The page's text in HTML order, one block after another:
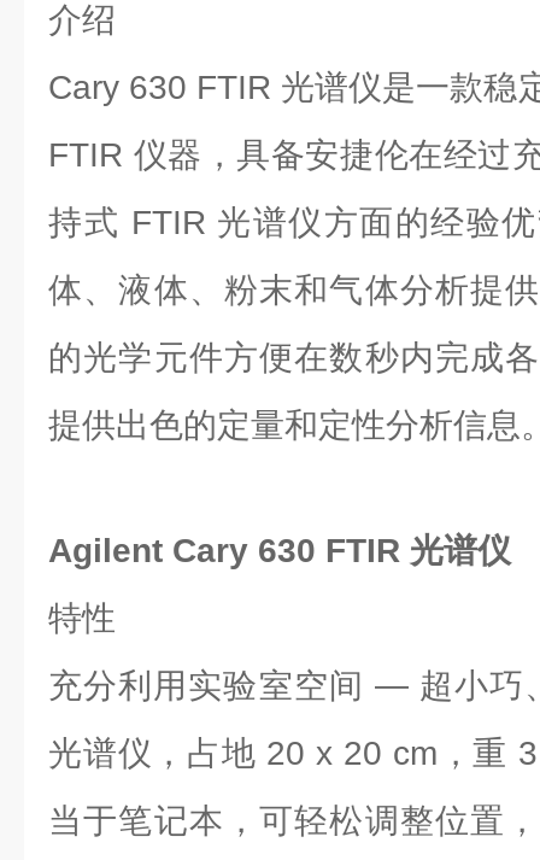
介绍
Cary 630 FTIR 光谱仪是一款稳
FTIR 仪器，具备安捷伦在经过
持式 FTIR 光谱仪方面的经验
体、液体、粉末和气体分析提
的光学元件方便在数秒内完成
提供出色的定量和定性分析信息
Agilent Cary 630 FTIR 光谱仪
特性
充分利用实验室空间 — 超小巧
光谱仪，占地 20 x 20 cm，重
当于笔记本，可轻松调整位置